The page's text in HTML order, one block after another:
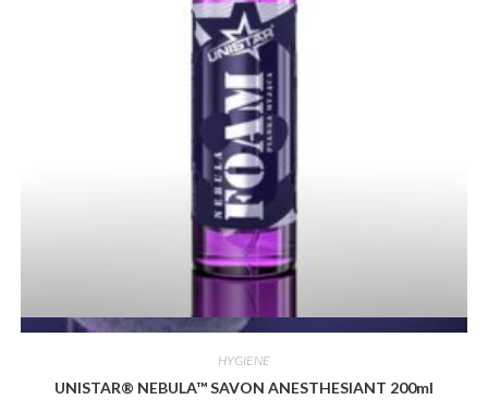
Vue rapide
HYGIENE
UNISTAR® NEBULA™ SAVON ANESTHESIANT 200ml